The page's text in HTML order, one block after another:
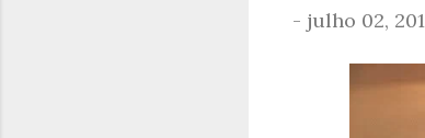
- julho 02,